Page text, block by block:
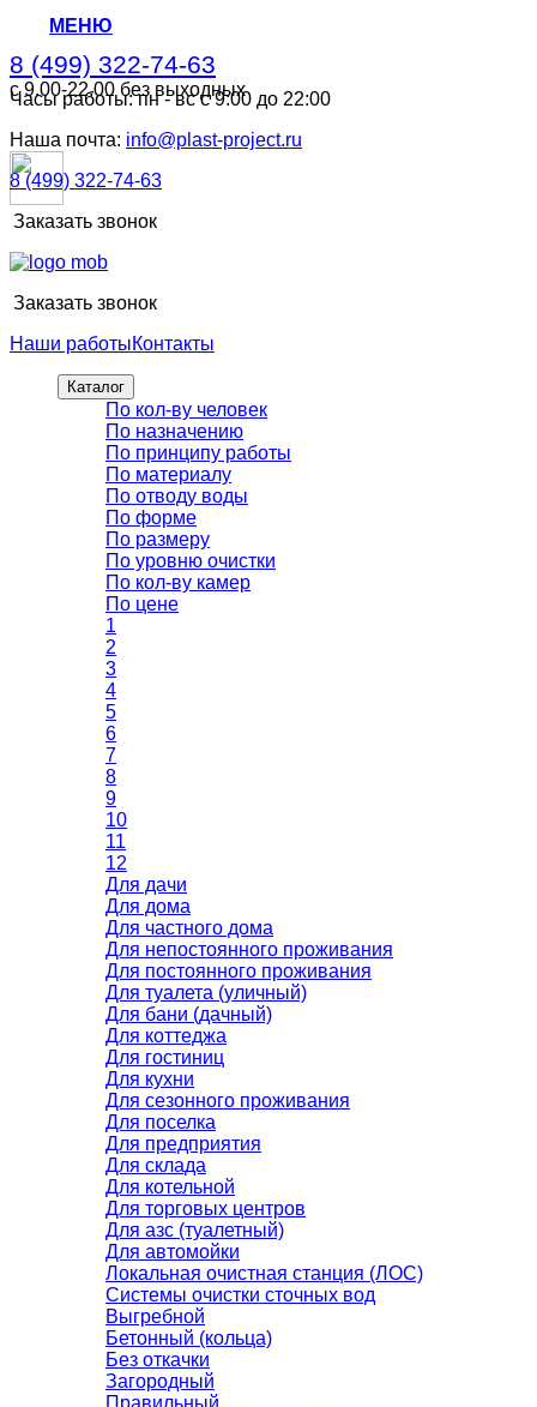
МЕНЮ
8 (499) 322-74-63
с 9.00-22.00 без выходных
8 (499) 322-74-63
с 9.00-22.00 без выходных
Часы работы: пн - вс с 9:00 до 22:00
Наша почта: info@plast-project.ru
8 (499) 322-74-63
Заказать звонок
Заказать звонок
Наши работыКонтакты
Каталог
По кол-ву человек
По назначению
По принципу работы
По материалу
По отводу воды
По форме
По размеру
По уровню очистки
По кол-ву камер
По цене
1
2
3
4
5
6
7
8
9
10
11
12
Для дачи
Для дома
Для частного дома
Для непостоянного проживания
Для постоянного проживания
Для туалета (уличный)
Для бани (дачный)
Для коттеджа
Для гостиниц
Для кухни
Для сезонного проживания
Для поселка
Для предприятия
Для склада
Для котельной
Для торговых центров
Для азс (туалетный)
Для автомойки
Локальная очистная станция (ЛОС)
Системы очистки сточных вод
Выгребной
Бетонный (кольца)
Без откачки
Загородный
Правильный